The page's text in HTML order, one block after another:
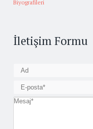
Biyografileri
İletişim Formu